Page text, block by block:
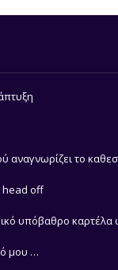
αναγνωρίζει το
head off
υπόβαθρο
μου …